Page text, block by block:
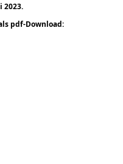
2023.
pdf-Download: